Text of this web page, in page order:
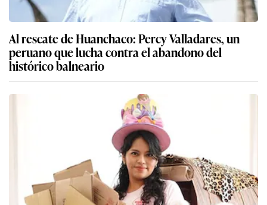
Al rescate de Huanchaco: Percy Valladares, un
peruano que lucha contra el abandono del
histórico balneario